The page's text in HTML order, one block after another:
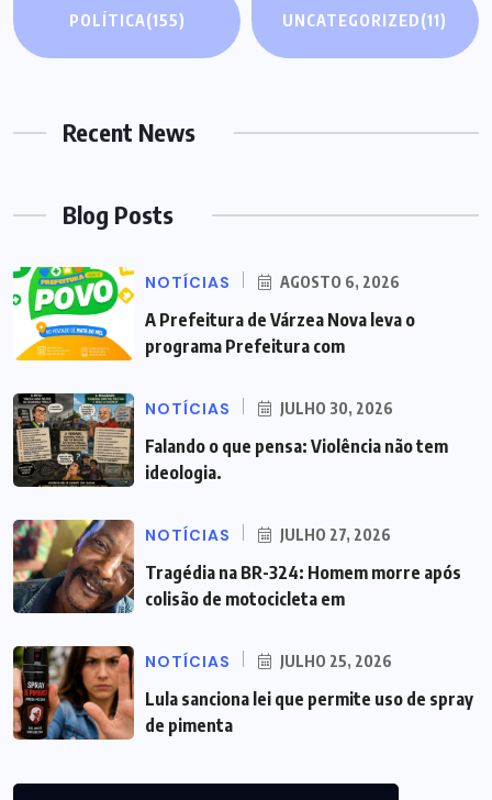
POLÍTICA(155) UNCATEGORIZED(11)
Recent News
Blog Posts
NOTÍCIAS AGOSTO 6, 2026
A Prefeitura de Várzea Nova leva o
programa Prefeitura com
NOTÍCIAS JULHO 30, 2026
Falando o que pensa: Violência não tem
ideologia.
NOTÍCIAS JULHO 27, 2026
Tragédia na BR-324: Homem morre após
colisão de motocicleta em
NOTÍCIAS JULHO 25, 2026
Lula sanciona lei que permite uso de spray
de pimenta